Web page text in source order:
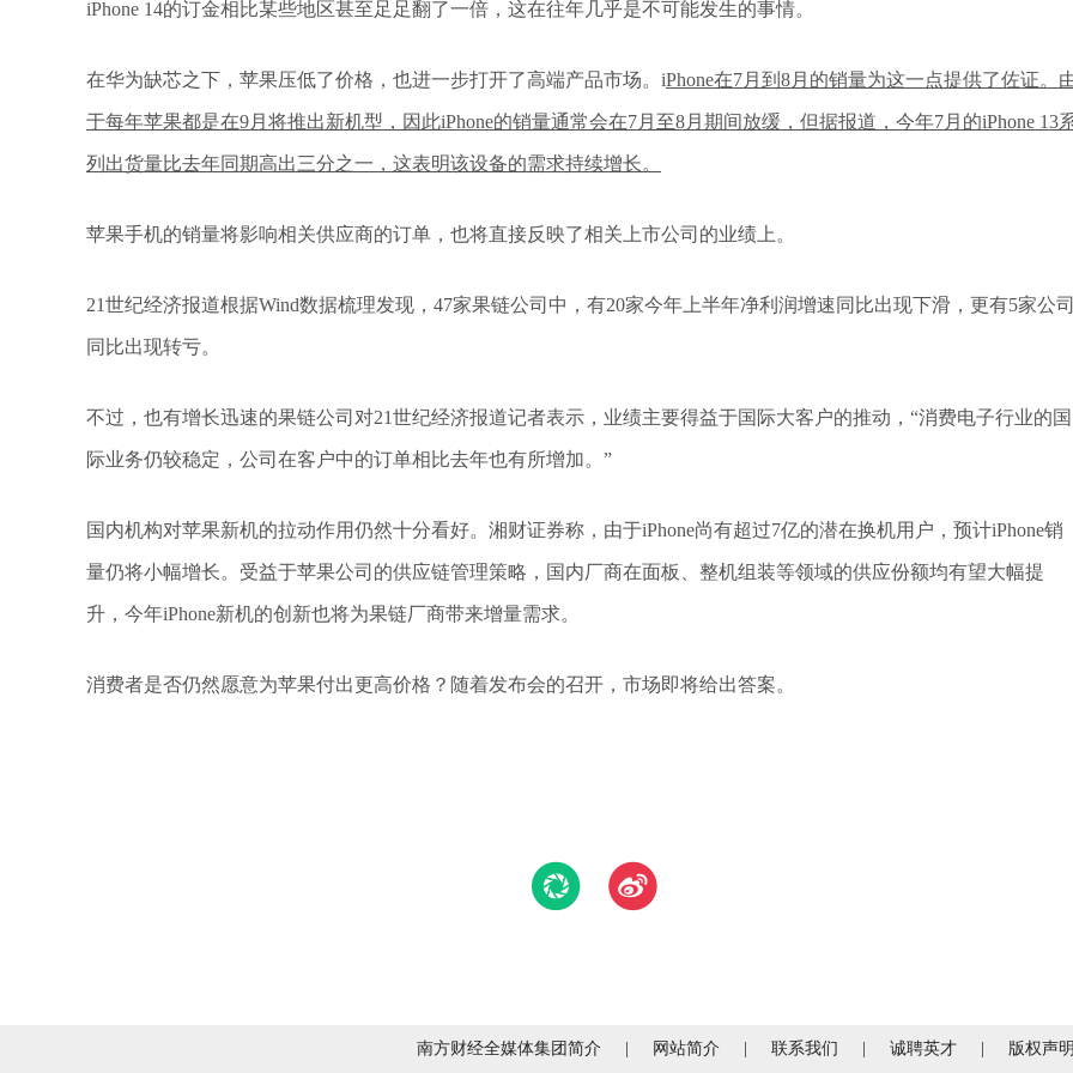
iPhone 14的订金相比某些地区甚至足足翻了一倍，这在往年几乎是不可能发生的事情。
在华为缺芯之下，苹果压低了价格，也进一步打开了高端产品市场。iPhone在7月到8月的销量为这一点提供了佐证。
于每年苹果都是在9月将推出新机型，因此iPhone的销量通常会在7月至8月期间放缓，但据报道，今年7月的iPhone 13
列出货量比去年同期高出三分之一，这表明该设备的需求持续增长。
苹果手机的销量将影响相关供应商的订单，也将直接反映了相关上市公司的业绩上。
21世纪经济报道根据Wind数据梳理发现，47家果链公司中，有20家今年上半年净利润增速同比出现下滑，更有5家公司
同比出现转亏。
不过，也有增长迅速的果链公司对21世纪经济报道记者表示，业绩主要得益于国际大客户的推动，“消费电子行业的国
际业务仍较稳定，公司在客户中的订单相比去年也有所增加。”
国内机构对苹果新机的拉动作用仍然十分看好。湘财证券称，由于iPhone尚有超过7亿的潜在换机用户，预计iPhone销
量仍将小幅增长。受益于苹果公司的供应链管理策略，国内厂商在面板、整机组装等领域的供应份额均有望大幅提
升，今年iPhone新机的创新也将为果链厂商带来增量需求。
消费者是否仍然愿意为苹果付出更高价格？随着发布会的召开，市场即将给出答案。
南方财经全媒体集团简介 网站简介 联系我们 诚聘英才 版权声明